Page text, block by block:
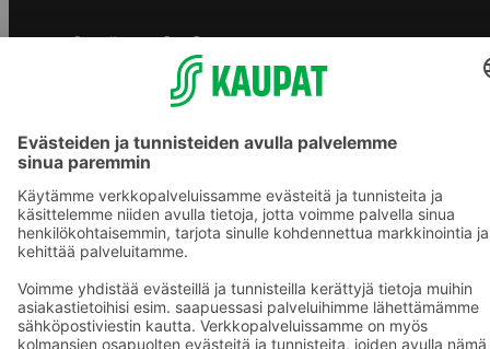
S-ryhmän palvelut
Asiakasomistajuus
Yhteishyvä Ruoka -sovellus
Prisma.fi
Sokos.fi
S-Pankki
Sokos Hotels
Raflaamo